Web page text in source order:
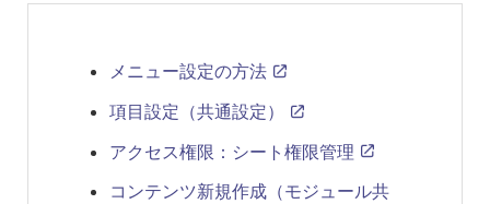
メニュー設定の方法
項目設定（共通設定）
アクセス権限：シート権限管理
コンテンツ新規作成（モジュール共